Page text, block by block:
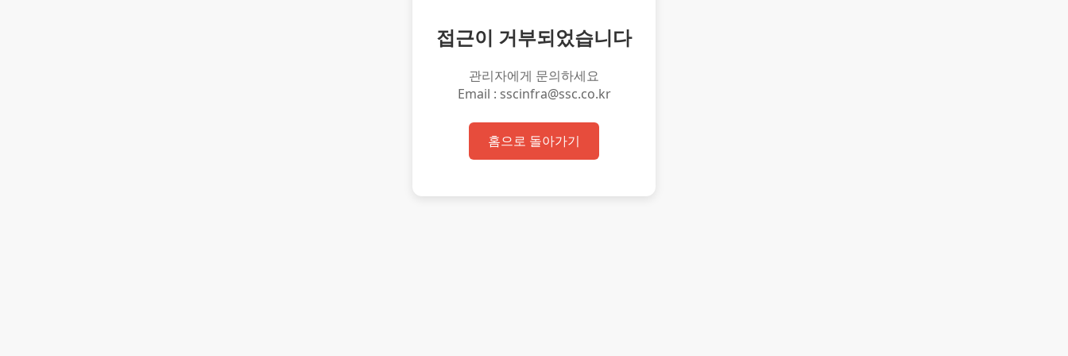
접근이 거부되었습니다
관리자에게 문의하세요
Email : sscinfra@ssc.co.kr
홈으로 돌아가기